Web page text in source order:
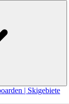
| Skigebiete